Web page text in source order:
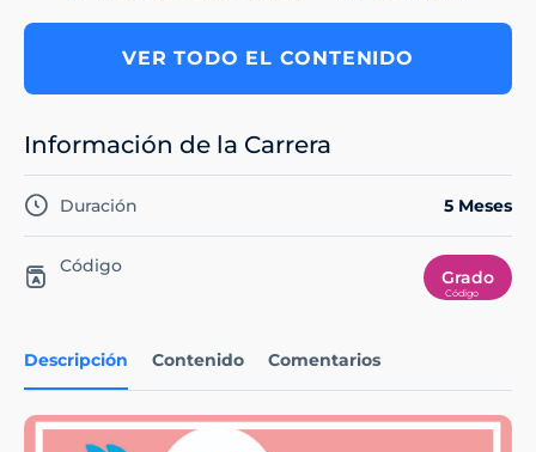
Descripción Contenido Comentarios
VER TODO EL CONTENIDO
Información de la Carrera
Duración 5 Meses
Código
Grado